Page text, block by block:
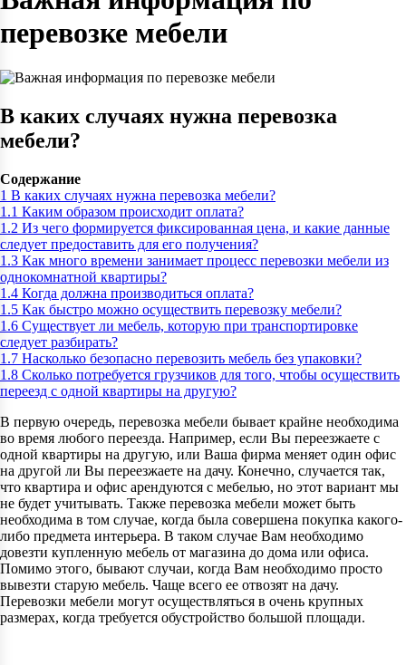
перевозке мебели
В каких случаях нужна перевозка
мебели?
Содержание
1 В каких случаях нужна перевозка мебели?
1.1 Каким образом происходит оплата?
1.2 Из чего формируется фиксированная цена, и какие данные
следует предоставить для его получения?
1.3 Как много времени занимает процесс перевозки мебели из
однокомнатной квартиры?
1.4 Когда должна производиться оплата?
1.5 Как быстро можно осуществить перевозку мебели?
1.6 Существует ли мебель, которую при транспортировке
следует разбирать?
1.7 Насколько безопасно перевозить мебель без упаковки?
1.8 Сколько потребуется грузчиков для того, чтобы осуществить
переезд с одной квартиры на другую?
В первую очередь, перевозка мебели бывает крайне необходима
во время любого переезда. Например, если Вы переезжаете с
одной квартиры на другую, или Ваша фирма меняет один офис
на другой ли Вы переезжаете на дачу. Конечно, случается так,
что квартира и офис арендуются с мебелью, но этот вариант мы
не будет учитывать. Также перевозка мебели может быть
необходима в том случае, когда была совершена покупка какого-
либо предмета интерьера. В таком случае Вам необходимо
довезти купленную мебель от магазина до дома или офиса.
Помимо этого, бывают случаи, когда Вам необходимо просто
вывезти старую мебель. Чаще всего ее отвозят на дачу.
Перевозки мебели могут осуществляться в очень крупных
размерах, когда требуется обустройство большой площади.